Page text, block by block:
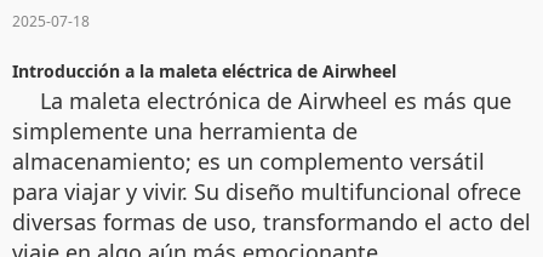
2025-07-18
Introducción a la maleta eléctrica de Airwheel
La maleta electrónica de Airwheel es más que
simplemente una herramienta de
almacenamiento; es un complemento versátil
para viajar y vivir. Su diseño multifuncional ofrece
diversas formas de uso, transformando el acto del